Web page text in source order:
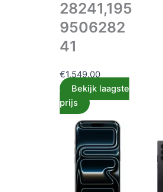
28241,195
9506282
41
€1,549.00
Bekijk laagste
prijs